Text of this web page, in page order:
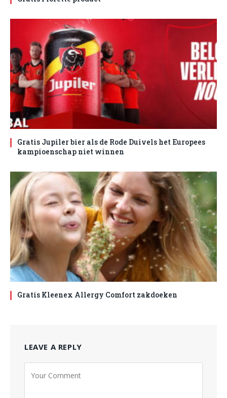
Gratis Jupiler bier als de Rode Duivels het Europees
kampioenschap niet winnen
Gratis Kleenex Allergy Comfort zakdoeken
LEAVE A REPLY